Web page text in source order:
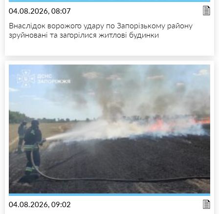
04.08.2026, 08:07
Внаслідок ворожого удару по Запорізькому району
зруйновані та загорілися житлові будинки
04.08.2026, 09:02